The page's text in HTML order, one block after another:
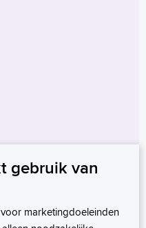
gebruik van
marketingdoeleinden